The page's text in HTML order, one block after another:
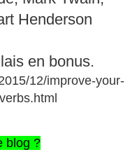
Henderson
en bonus.
12/improve-your-
blog ?